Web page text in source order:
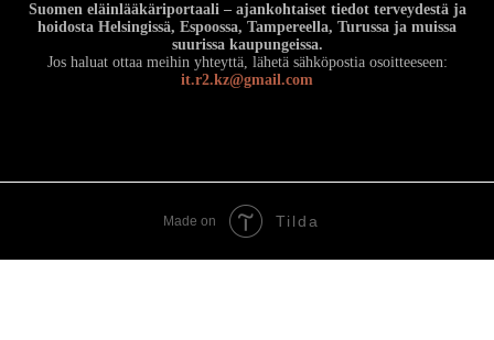
Suomen eläinlääkäriportaali – ajankohtaiset tiedot terveydestä ja
hoidosta Helsingissä, Espoossa, Tampereella, Turussa ja muissa
suurissa kaupungeissa.
Jos haluat ottaa meihin yhteyttä, lähetä sähköpostia osoitteeseen:
it.r2.kz@gmail.com
Made on Tilda